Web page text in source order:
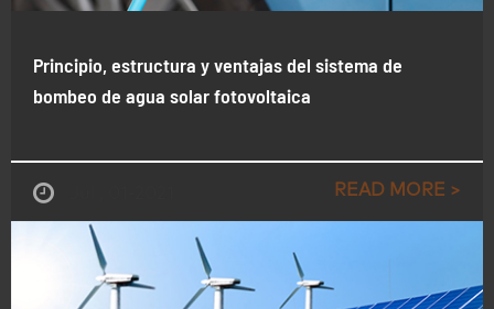
Principio, estructura y ventajas del sistema de
bombeo de agua solar fotovoltaica
READ MORE >